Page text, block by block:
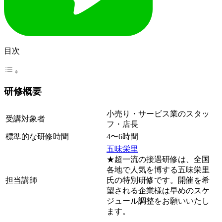
目次
研修概要
受講対象者
小売り・サービス業のスタッ
フ・店長
標準的な研修時間
4〜6時間
担当講師
五味栄里
★超一流の接遇研修は、全国
各地で人気を博する五味栄里
氏の特別研修です。開催を希
望される企業様は早めのスケ
ジュール調整をお願いいたし
ます。